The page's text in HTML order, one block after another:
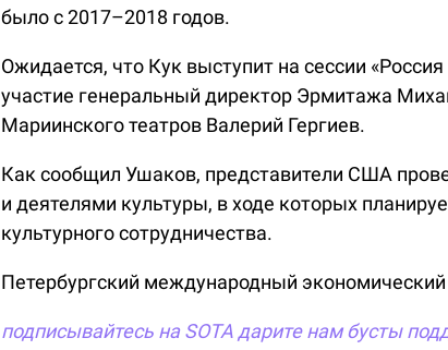
было с 2017–2018 годов.
Ожидается, что Кук выступит на сессии
участие генеральный директор Эрмитажа
Мариинского театров Валерий Гергиев.
Как сообщил Ушаков, представители США
и деятелями культуры, в ходе которых
культурного сотрудничества.
Петербургский международный
подписывайтесь на SOTA дарите нам бусты